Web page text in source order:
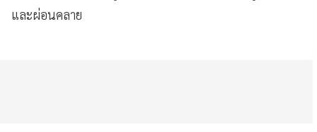
และผ่อนคลาย